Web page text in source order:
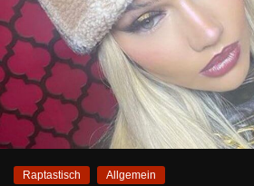
Raptastisch Allgemein